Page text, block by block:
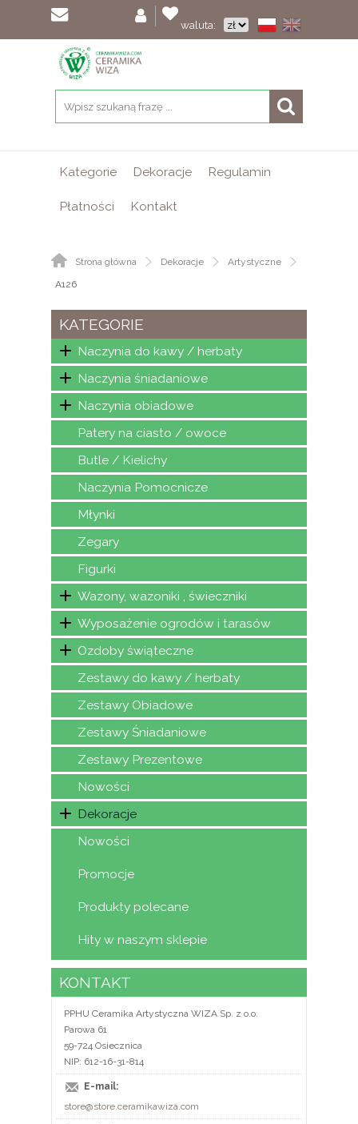
waluta:
Kategorie Dekoracje Regulamin
Płatności Kontakt
Strona główna Dekoracje
Artystyczne
A126
KATEGORIE
Naczynia do kawy / herbaty
Naczynia śniadaniowe
Naczynia obiadowe
Patery na ciasto / owoce
Butle / Kielichy
Naczynia Pomocnicze
Młynki
Zegary
Figurki
Wazony, wazoniki , świeczniki
Wyposażenie ogrodów i tarasów
Ozdoby świąteczne
Zestawy do kawy / herbaty
Zestawy Obiadowe
Zestawy Śniadaniowe
Zestawy Prezentowe
Nowości
Dekoracje
Nowości
Promocje
Produkty polecane
Hity w naszym sklepie
KONTAKT
PPHU Ceramika Artystyczna WIZA Sp. z o.o.
Parowa 61
59-724 Osiecznica
NIP: 612-16-31-814
E-mail:
store@store.ceramikawiza.com